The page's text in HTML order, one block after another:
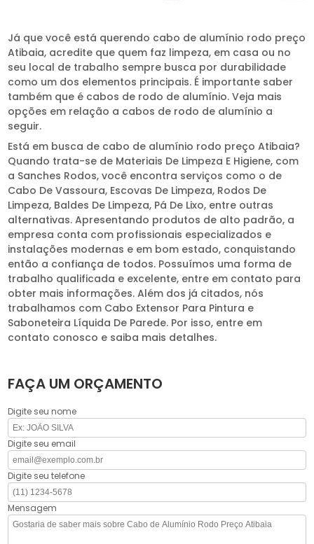
Já que você está querendo cabo de alumínio rodo preço
Atibaia, acredite que quem faz limpeza, em casa ou no
seu local de trabalho sempre busca por durabilidade
como um dos elementos principais. É importante saber
também que é cabos de rodo de alumínio. Veja mais
opções em relação a cabos de rodo de alumínio a
seguir.
Está em busca de cabo de alumínio rodo preço Atibaia?
Quando trata-se de Materiais De Limpeza E Higiene, com
a Sanches Rodos, você encontra serviços como o de
Cabo De Vassoura, Escovas De Limpeza, Rodos De
Limpeza, Baldes De Limpeza, Pá De Lixo, entre outras
alternativas. Apresentando produtos de alto padrão, a
empresa conta com profissionais especializados e
instalações modernas e em bom estado, conquistando
então a confiança de todos. Possuímos uma forma de
trabalho qualificada e excelente, entre em contato para
obter mais informações. Além dos já citados, nós
trabalhamos com Cabo Extensor Para Pintura e
Saboneteira Líquida De Parede. Por isso, entre em
contato conosco e saiba mais detalhes.
FAÇA UM ORÇAMENTO
Digite seu nome
Digite seu email
Digite seu telefone
Mensagem